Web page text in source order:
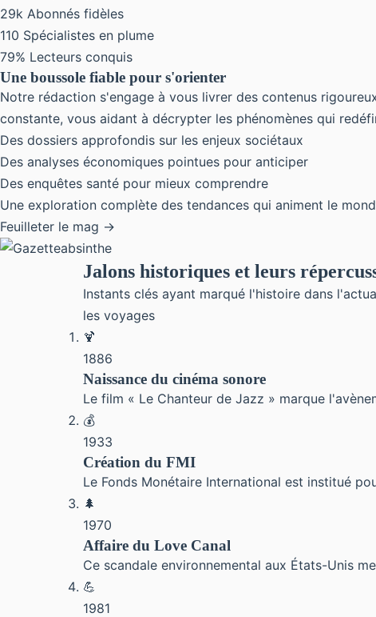
29k Abonnés fidèles
110 Spécialistes en plume
79% Lecteurs conquis
Une boussole fiable pour s'orienter
Notre rédaction s'engage à vous livrer des contenus
constante, vous aidant à décrypter les phénomènes qui
Des dossiers approfondis sur les enjeux sociétaux
Des analyses économiques pointues pour anticiper
Des enquêtes santé pour mieux comprendre
Une exploration complète des tendances qui animent le
Feuilleter le mag →
Jalons historiques et leurs
Instants clés ayant marqué l'histoire dans
les voyages
🍹
1886
Naissance du cinéma sonore
Le film « Le Chanteur de Jazz » marque
💰
1933
Création du FMI
Le Fonds Monétaire International est institué
🌲
1970
Affaire du Love Canal
Ce scandale environnemental aux États-Unis
💪
1981